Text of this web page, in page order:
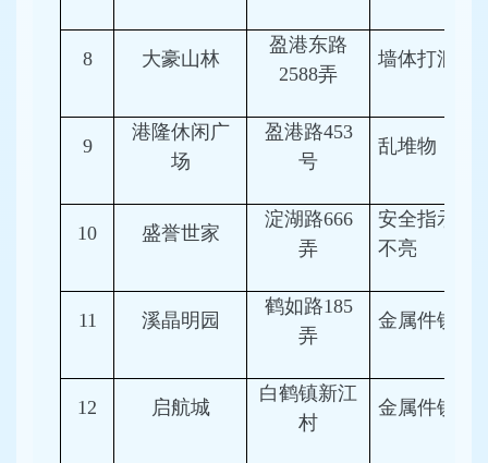
8 大豪山林
盈港东路
2588弄
墙体打洞
9
港隆休闲广
场
盈港路453
号
乱堆物
10 盛誉世家
淀湖路666
弄
安全指示灯
不亮
11 溪晶明园
鹤如路185
弄
金属件锈蚀
12 启航城
白鹤镇新江
村
金属件锈蚀